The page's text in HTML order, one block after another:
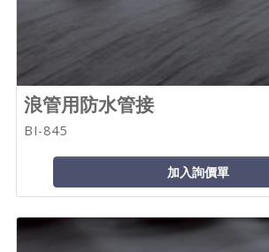
浪管用防水管接
BI-845
加入詢價單